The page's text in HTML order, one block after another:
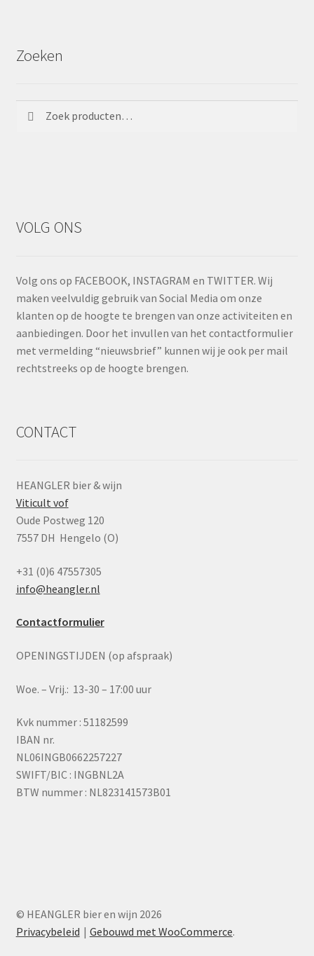
Zoeken
naar:
VOLG ONS
Volg ons op FACEBOOK, INSTAGRAM en TWITTER. Wij
maken veelvuldig gebruik van Social Media om onze
klanten op de hoogte te brengen van onze activiteiten en
aanbiedingen. Door het invullen van het contactformulier
met vermelding “nieuwsbrief” kunnen wij je ook per mail
rechtstreeks op de hoogte brengen.
CONTACT
HEANGLER bier & wijn
Viticult vof
Oude Postweg 120
7557 DH Hengelo (O)
+31 (0)6 47557305
info@heangler.nl
Contactformulier
OPENINGSTIJDEN (op afspraak)
Woe. – Vrij.: 13-30 – 17:00 uur
Kvk nummer : 51182599
IBAN nr.
NL06INGB0662257227
SWIFT/BIC : INGBNL2A
BTW nummer : NL823141573B01
© HEANGLER bier en wijn 2026
Privacybeleid
Gebouwd met WooCommerce.